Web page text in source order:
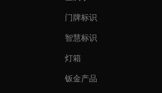
门牌标识
智慧标识
灯箱
钣金产品